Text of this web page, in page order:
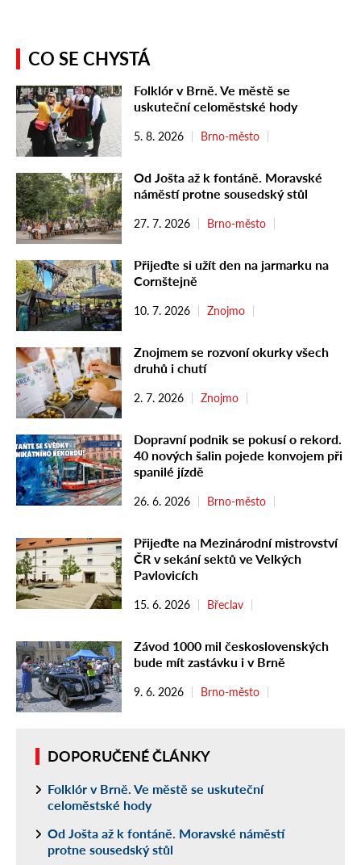
CO SE CHYSTÁ
Folklór v Brně. Ve městě se
uskuteční celoměstské hody
5. 8. 2026 Brno-město
Od Jošta až k fontáně. Moravské
náměstí protne sousedský stůl
27. 7. 2026 Brno-město
Přijeďte si užít den na jarmarku na
Cornštejně
10. 7. 2026 Znojmo
Znojmem se rozvoní okurky všech
druhů i chutí
2. 7. 2026 Znojmo
Dopravní podnik se pokusí o rekord.
40 nových šalin pojede konvojem při
spanilé jízdě
26. 6. 2026 Brno-město
Přijeďte na Mezinárodní mistrovství
ČR v sekání sektů ve Velkých
Pavlovicích
15. 6. 2026 Břeclav
Závod 1000 mil československých
bude mít zastávku i v Brně
9. 6. 2026 Brno-město
DOPORUČENÉ ČLÁNKY
Folklór v Brně. Ve městě se uskuteční
celoměstské hody
Od Jošta až k fontáně. Moravské náměstí
protne sousedský stůl